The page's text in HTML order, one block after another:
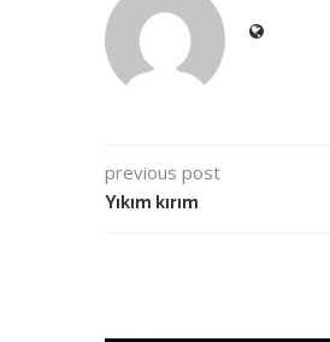
previous post
Yıkım kırım